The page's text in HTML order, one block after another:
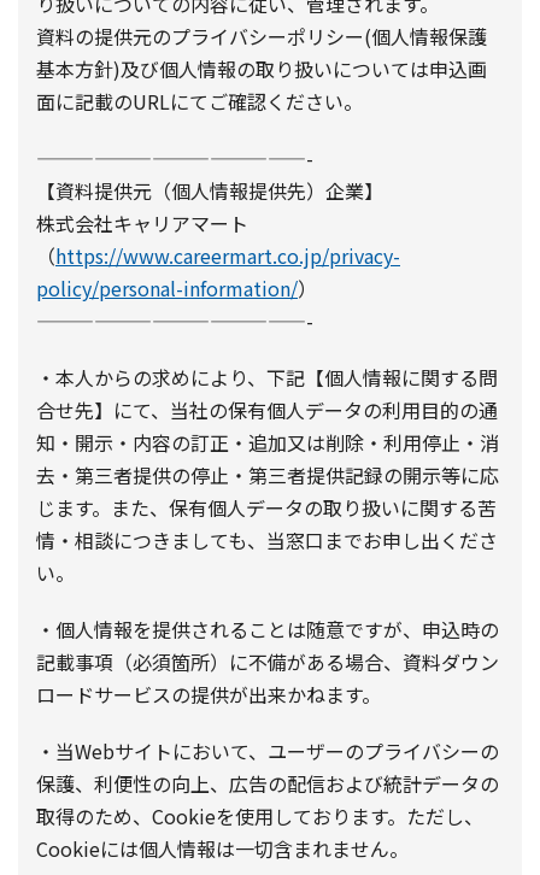
資料の提供元のプライバシーポリシー(個人情報保護
基本方針)及び個人情報の取り扱いについては申込画
面に記載のURLにてご確認ください。
——————————————-
【資料提供元（個人情報提供先）企業】
株式会社キャリアマート
（https://www.careermart.co.jp/privacy-
policy/personal-information/）
——————————————-
・本人からの求めにより、下記【個人情報に関する問
合せ先】にて、当社の保有個人データの利用目的の通
知・開示・内容の訂正・追加又は削除・利用停止・消
去・第三者提供の停止・第三者提供記録の開示等に応
じます。また、保有個人データの取り扱いに関する苦
情・相談につきましても、当窓口までお申し出くださ
い。
・個人情報を提供されることは随意ですが、申込時の
記載事項（必須箇所）に不備がある場合、資料ダウン
ロードサービスの提供が出来かねます。
・当Webサイトにおいて、ユーザーのプライバシーの
保護、利便性の向上、広告の配信および統計データの
取得のため、Cookieを使用しております。ただし、
Cookieには個人情報は一切含まれません。